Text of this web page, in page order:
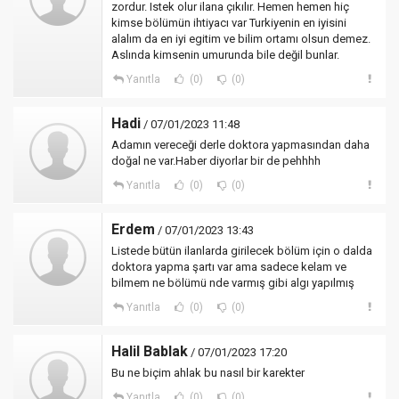
zordur. Istek olur ilana çıkılır. Hemen hemen hiç
kimse bölümün ihtiyacı var Turkiyenin en iyisini
alalım da en iyi egitim ve bilim ortamı olsun demez.
Aslında kimsenin umurunda bile değil bunlar.
Yanıtla (0) (0)
Hadi / 07/01/2023 11:48
Adamın vereceği derle doktora yapmasından daha
doğal ne var.Haber diyorlar bir de pehhhh
Yanıtla (0) (0)
Erdem / 07/01/2023 13:43
Listede bütün ilanlarda girilecek bölüm için o dalda
doktora yapma şartı var ama sadece kelam ve
bilmem ne bölümü nde varmış gibi algı yapılmış
Yanıtla (0) (0)
Halil Bablak / 07/01/2023 17:20
Bu ne biçim ahlak bu nasıl bir karekter